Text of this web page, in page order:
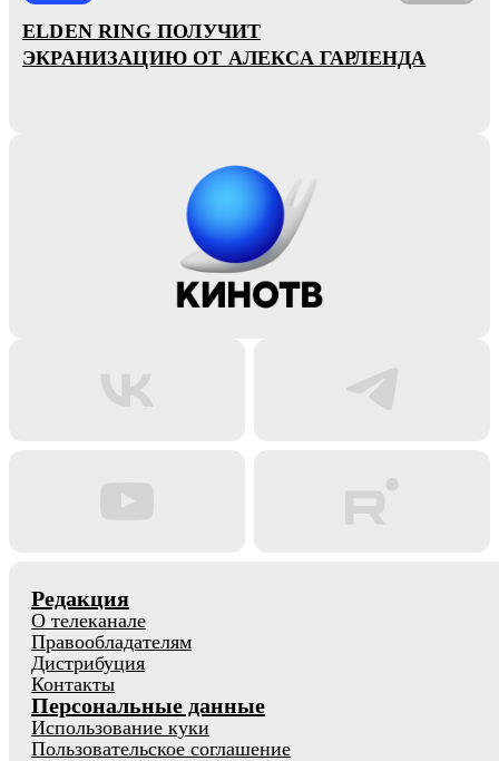
ELDEN RING ПОЛУЧИТ
ЭКРАНИЗАЦИЮ ОТ АЛЕКСА ГАРЛЕНДА
Редакция
О телеканале
Правообладателям
Дистрибуция
Контакты
Персональные данные
Использование куки
Пользовательское соглашение